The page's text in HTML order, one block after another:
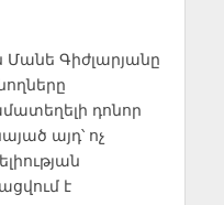
Գիժլարյանը
դոնոր
այդ՝ ոչ
է